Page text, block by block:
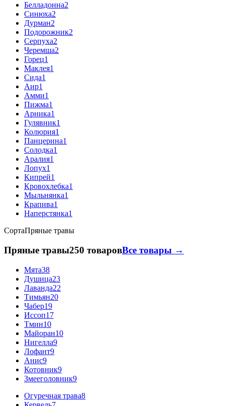
Белладонна2
Синюха2
Дурман2
Подорожник2
Серпуха2
Черемша2
Горец1
Маклея1
Сида1
Аир1
Амми1
Пижма1
Арника1
Гулявник1
Колюрия1
Панцерина1
Солодка1
Аралия1
Лопух1
Кипрей1
Кровохлебка1
Мыльнянка1
Крапива1
Наперстянка1
СортаПряные травы
Пряные травы250 товаровВсе товары →
Мята38
Душица23
Лаванда22
Тимьян20
Чабер19
Иссоп17
Тмин10
Майоран10
Нигелла9
Лофант9
Анис9
Котовник9
Змееголовник9
Огуречная трава8